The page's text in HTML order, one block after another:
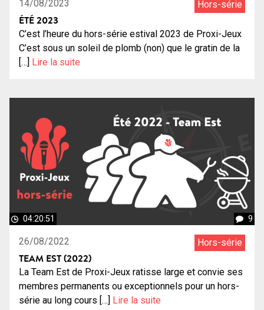
14/08/2023 Hors-série
ÉTÉ 2023
C’est l’heure du hors-série estival 2023 de Proxi-Jeux
C’est sous un soleil de plomb (non) que le gratin de la
[…] Lire la suite
04:20:51 9
26/08/2022 Hors-série
TEAM EST (2022)
La Team Est de Proxi-Jeux ratisse large et convie ses
membres permanents ou exceptionnels pour un hors-
série au long cours […] Lire la suite